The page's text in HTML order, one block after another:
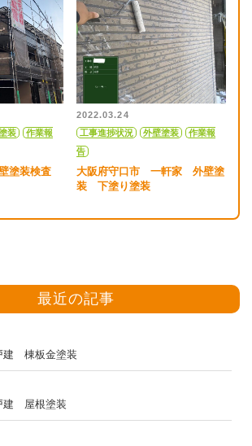
装
作業報
塗装検査
2022.03.24
工事進捗状況
外壁塗装
作業報
告
大阪府守口市 一軒家 外壁塗
装 下塗り塗装
最近の記事
建 棟板金塗装
建 屋根塗装